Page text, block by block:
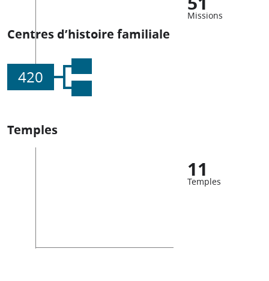
Missions
Centres d’histoire familiale
420
Temples
11
Temples